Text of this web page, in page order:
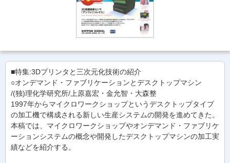
■特集:3Dプリンタと三次元化技術の紹介
○オンデマンド・ファブリケーションとデスクトップマシン
/(独)理化学研究所/上原嘉宏・金允智・大森整
1997年からマイクロワークショップというデスクトップタイプ
の加工機で構成される新しい生産システムの開発を進めてきた。
本稿では、マイクロワークショップやオンデマンド・ファブリケ
ーションシステムの概念や開発したデスクトップマシンの加工実
績などを紹介する。